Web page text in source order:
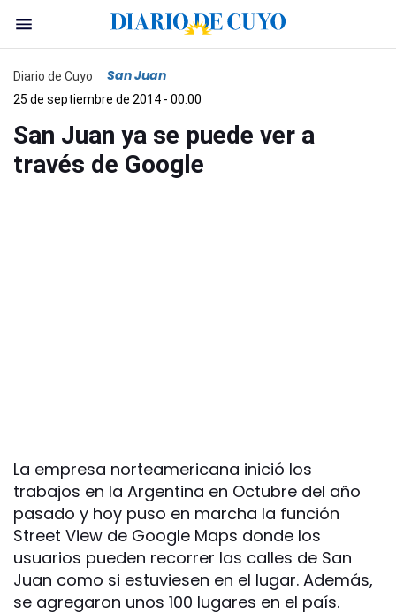
Diario de Cuyo San Juan
25 de septiembre de 2014 - 00:00
San Juan ya se puede ver a
través de Google
La empresa norteamericana inició los
trabajos en la Argentina en Octubre del año
pasado y hoy puso en marcha la función
Street View de Google Maps donde los
usuarios pueden recorrer las calles de San
Juan como si estuviesen en el lugar. Además,
se agregaron unos 100 lugares en el país.